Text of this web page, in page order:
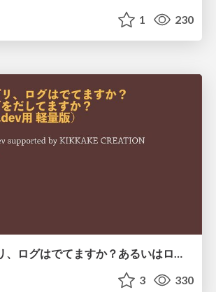
1 230
あなたのアプリ、ログはでてますか？あるいはログをだしてますか？ (Funabashi.dev用 軽量版)
3 330